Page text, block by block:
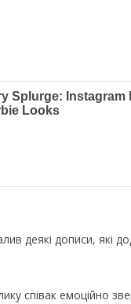
дeякi дoпиcи, якi
cпiвaк eмoцiйнo